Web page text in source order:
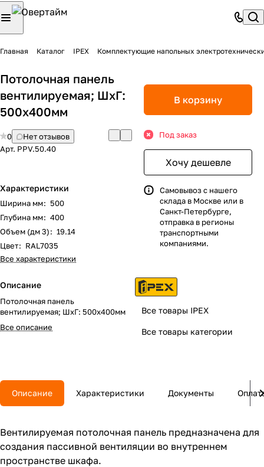
Главная Каталог IPEX Комплектующие напольных
Потолочная панель
вентилируемая; ШхГ:
500х400мм
0
Нет отзывов
Арт. PPV.50.40
Характеристики
Ширина мм: 500
Глубина мм: 400
Объем (дм 3): 19.14
Цвет: RAL7035
Все характеристики
Описание
Потолочная панель
вентилируемая; ШхГ: 500х400мм
Все описание
В корзину
Под заказ
Хочу дешевле
Самовывоз с нашего
склада в Москве или в
Санкт-Петербурге,
отправка в регионы
транспортными
компаниями.
Все товары IPEX
Все товары категории
Описание Характеристики Документы
Вентилируемая потолочная панель предназначена для
создания пассивной вентиляции во внутреннем
пространстве шкафа.